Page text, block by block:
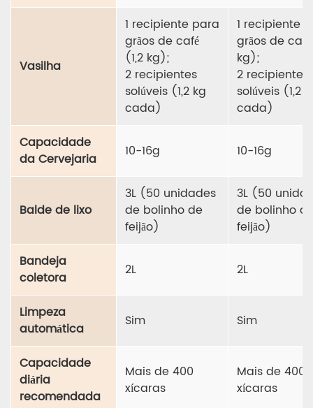
Vasilha
1 recipiente para
grãos de café
(1,2 kg);
2 recipientes
solúveis (1,2 kg
cada)
1 recipiente
grãos de café
kg);
2 recipientes
solúveis (1,2
cada)
Capacidade
da Cervejaria
10-16g 10-16g
Balde de lixo
3L (50 unidades
de bolinho de
feijão)
3L (50
de bolinho
feijão)
Bandeja
coletora
2L 2L
Limpeza
automática
Sim Sim
Capacidade
diária
recomendada
Mais de 400
xícaras
Mais de 400
xícaras